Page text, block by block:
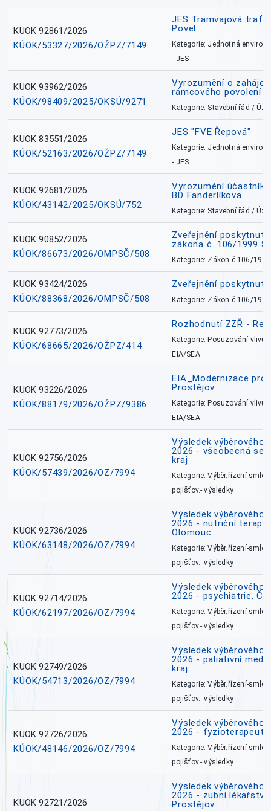
KUOK 92861/2026
KÚOK/53327/2026/OŽPZ/7149
JES Tramvajová trať
Povel
Kategorie: Jednotná
- JES
KUOK 93962/2026
KÚOK/98409/2025/OKSÚ/9271
Vyrozumění o
rámcového povolení
Kategorie: Stavební řád /
KUOK 83551/2026
KÚOK/52163/2026/OŽPZ/7149
JES "FVE Řepová"
Kategorie: Jednotná
- JES
KUOK 92681/2026
KÚOK/43142/2025/OKSÚ/752
Vyrozumění
BD Fanderlíkova
Kategorie: Stavební řád /
KUOK 90852/2026
KÚOK/86673/2026/OMPSČ/508
Zveřejnění
zákona č. 106/1999
Kategorie: Zákon č.106/1999
KUOK 93424/2026
KÚOK/88368/2026/OMPSČ/508
Zveřejnění
Kategorie: Zákon č.106/1999
KUOK 92773/2026
KÚOK/68665/2026/OŽPZ/414
Rozhodnutí ZZŘ -
Kategorie: Posuzování vlivů
EIA/SEA
KUOK 93226/2026
KÚOK/88179/2026/OŽPZ/9386
EIA_Modernizace
Prostějov
Kategorie: Posuzování vlivů
EIA/SEA
KUOK 92756/2026
KÚOK/57439/2026/OZ/7994
Výsledek výběrového
2026 - všeobecná
kraj
Kategorie: Výběr.řízení-
pojišťov.- výsledky
KUOK 92736/2026
KÚOK/63148/2026/OZ/7994
Výsledek výběrového
2026 - nutriční
Olomouc
Kategorie: Výběr.řízení-
pojišťov.- výsledky
KUOK 92714/2026
KÚOK/62197/2026/OZ/7994
Výsledek výběrového
2026 - psychiatrie,
Kategorie: Výběr.řízení-
pojišťov.- výsledky
KUOK 92749/2026
KÚOK/54713/2026/OZ/7994
Výsledek výběrového
2026 - paliativní
kraj
Kategorie: Výběr.řízení-
pojišťov.- výsledky
KUOK 92726/2026
KÚOK/48146/2026/OZ/7994
Výsledek výběrového
2026 - fyzioterapeut,
Kategorie: Výběr.řízení-
pojišťov.- výsledky
KUOK 92721/2026
Výsledek výběrového
2026 - zubní
Prostějov